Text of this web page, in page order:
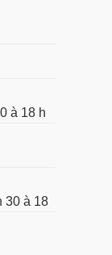
à 18 h
30 à 18